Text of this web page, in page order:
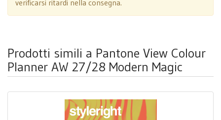
verificarsi ritardi nella consegna.
Prodotti simili a Pantone View Colour
Planner AW 27/28 Modern Magic